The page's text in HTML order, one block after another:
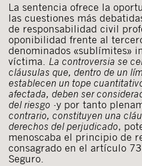
La sentencia ofrece la
las cuestiones más
de responsabilidad civil
oponibilidad frente al
denominados «sublímites»
víctima. La controversia se
cláusulas que, dentro de un
establecen un tope
afectada, deben ser
del riesgo -y por tanto
contrario, constituyen una
derechos del perjudicado,
menoscaba el principio de
consagrado en el artículo
Seguro.